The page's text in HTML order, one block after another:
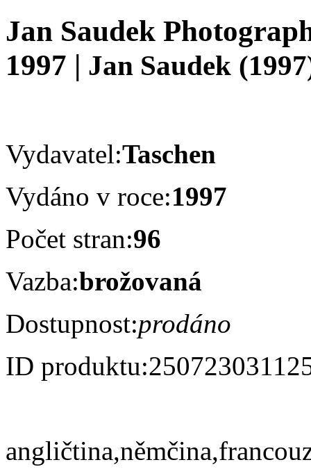
Jan Saudek
1997 | Jan Saudek
Vydavatel:Taschen
Vydáno v roce:1997
Počet stran:96
Vazba:brožovaná
Dostupnost:prodáno
ID produktu: